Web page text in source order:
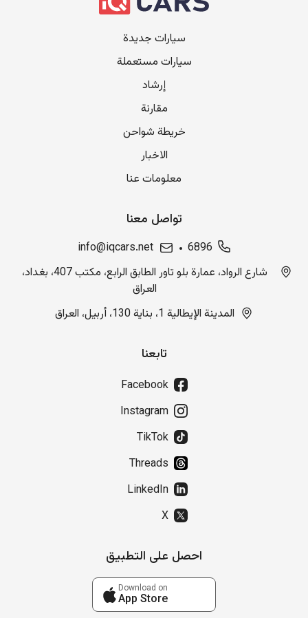
سيارات جديدة
سيارات مستعملة
إرشاد
مقارنة
خريطة شواحن
الاخبار
معلومات عنا
تواصل معنا
6896
info@iqcars.net
شارع الرواد، عمارة بلو تاور الطابق الرابع، مكتب 407، بغداد،
العراق
المدينة الإيطالية 1، بناية 130، أربيل، العراق
تابعنا
Facebook
Instagram
TikTok
Threads
LinkedIn
X
احصل على التطبيق
Download on
App Store